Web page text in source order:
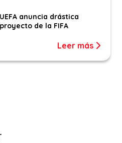
anuncia drástica
de la FIFA
Leer más